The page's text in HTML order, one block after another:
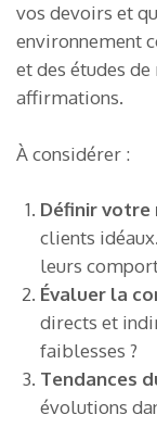
vos devoirs et
environnement
et des études
affirmations.
À considérer :
Définir votre
clients
leurs
Évaluer la
directs et
faiblesses ?
Tendances
évolutions